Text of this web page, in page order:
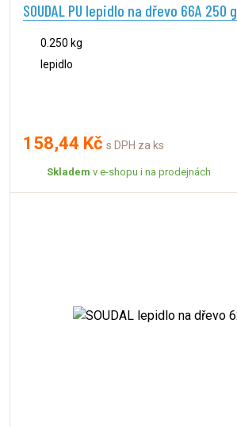
SOUDAL PU lepidlo na dřevo 66A 250 g
0.250 kg
lepidlo
158,44 Kč s DPH za ks
Skladem v e-shopu i na prodejnách